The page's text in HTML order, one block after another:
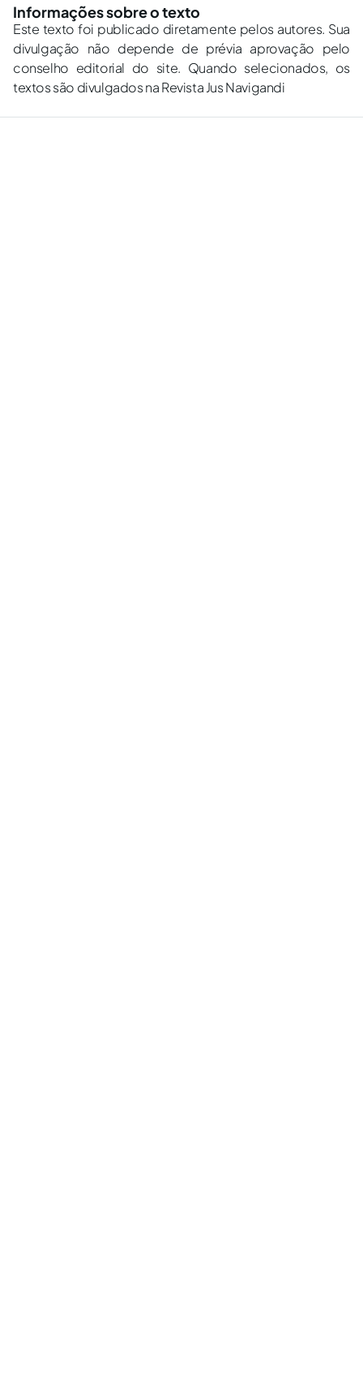
Informações sobre o texto
Este texto foi publicado diretamente pelos autores. Sua
divulgação não depende de prévia aprovação pelo
conselho editorial do site. Quando selecionados, os
textos são divulgados na Revista Jus Navigandi